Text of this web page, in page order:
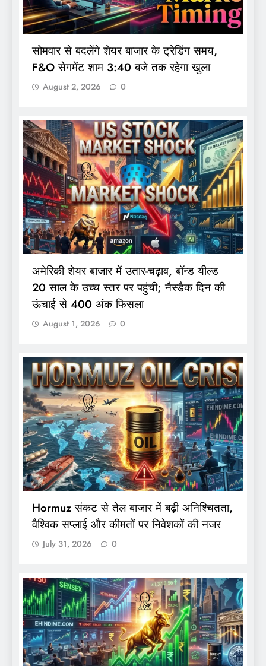
सोमवार से बदलेंगे शेयर बाजार के ट्रेडिंग समय,
F&O सेगमेंट शाम 3:40 बजे तक रहेगा खुला
August 2, 2026 0
अमेरिकी शेयर बाजार में उतार-चढ़ाव, बॉन्ड यील्ड
20 साल के उच्च स्तर पर पहुंची; नैस्डैक दिन की
ऊंचाई से 400 अंक फिसला
August 1, 2026 0
Hormuz संकट से तेल बाजार में बढ़ी अनिश्चितता,
वैश्विक सप्लाई और कीमतों पर निवेशकों की नजर
July 31, 2026 0